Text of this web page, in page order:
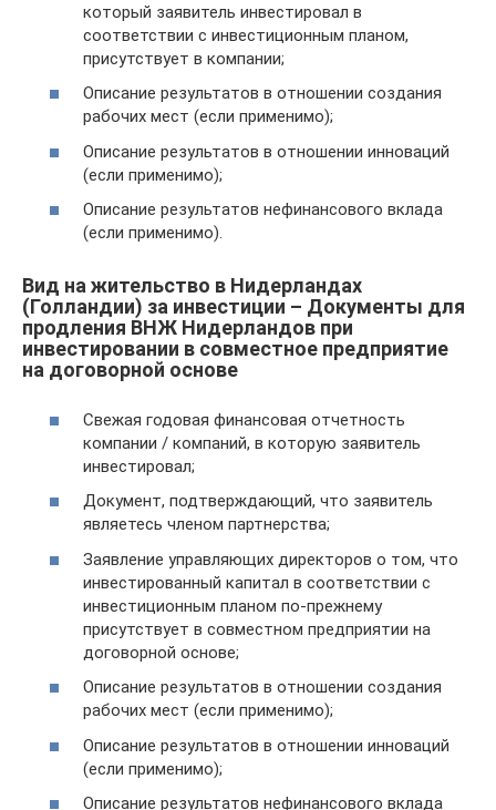
который заявитель инвестировал в
соответствии с инвестиционным планом,
присутствует в компании;
Описание результатов в отношении создания
рабочих мест (если применимо);
Описание результатов в отношении инноваций
(если применимо);
Описание результатов нефинансового вклада
(если применимо).
Вид на жительство в Нидерландах
(Голландии) за инвестиции – Документы для
продления ВНЖ Нидерландов при
инвестировании в совместное предприятие
на договорной основе
Свежая годовая финансовая отчетность
компании / компаний, в которую заявитель
инвестировал;
Документ, подтверждающий, что заявитель
являетесь членом партнерства;
Заявление управляющих директоров о том, что
инвестированный капитал в соответствии с
инвестиционным планом по-прежнему
присутствует в совместном предприятии на
договорной основе;
Описание результатов в отношении создания
рабочих мест (если применимо);
Описание результатов в отношении инноваций
(если применимо);
Описание результатов нефинансового вклада